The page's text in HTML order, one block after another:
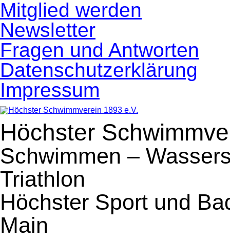
Navigation
überspringen
Mitglied werden
Newsletter
Fragen und Antworten
Datenschutzerklärung
Impressum
Höchster
Schwimmen –
Triathlon
Höchster Sport und
Main